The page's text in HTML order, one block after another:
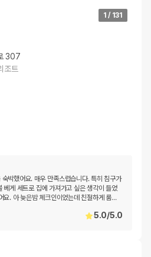
1 / 131
307
조트
박했어요. 매우 만족스럽습니다. 특히 침구가
베게 세트로 집에 가져가고 싶은 생각이 들었
요. 아 늦은밤 체크인이었는데 친절하게 룸…
5.0/5.0